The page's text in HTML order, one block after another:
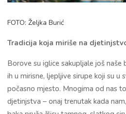
FOTO: Željka Burić
Tradicija koja miriše na
Borove su iglice sakupljale još naše
ih u mirisne, ljepljive sirupe koji su u
počasno mjesto. Mnogima od nas
djetinjstva – onaj trenutak kada